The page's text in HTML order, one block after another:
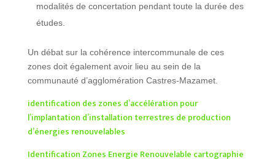
modalités de concertation pendant toute la durée des
études.
Un débat sur la cohérence intercommunale de ces
zones doit également avoir lieu au sein de la
communauté d’agglomération Castres-Mazamet.
identification des zones d’accélération pour
l’implantation d’installation terrestres de production
d’énergies renouvelables
Identification Zones Energie Renouvelable cartographie